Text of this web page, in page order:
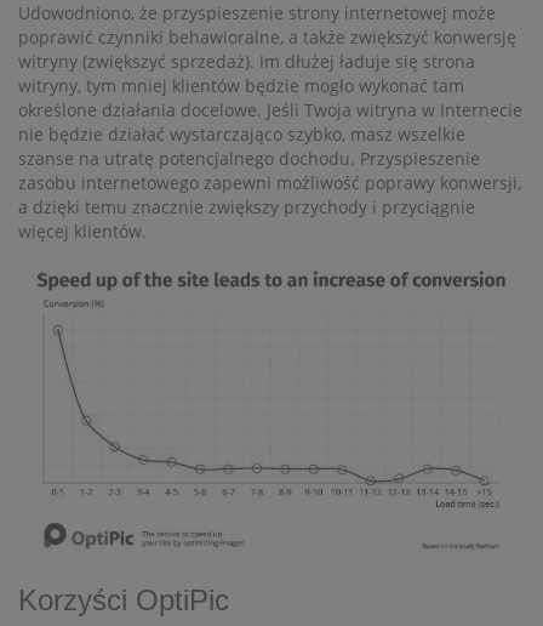
Udowodniono, że przyspieszenie strony internetowej może
poprawić czynniki behawioralne, a także zwiększyć konwersję
witryny (zwiększyć sprzedaż). Im dłużej ładuje się strona
witryny, tym mniej klientów będzie mogło wykonać tam
określone działania docelowe. Jeśli Twoja witryna w Internecie
nie będzie działać wystarczająco szybko, masz wszelkie
szanse na utratę potencjalnego dochodu. Przyspieszenie
zasobu internetowego zapewni możliwość poprawy konwersji,
a dzięki temu znacznie zwiększy przychody i przyciągnie
więcej klientów.
Korzyści OptiPic